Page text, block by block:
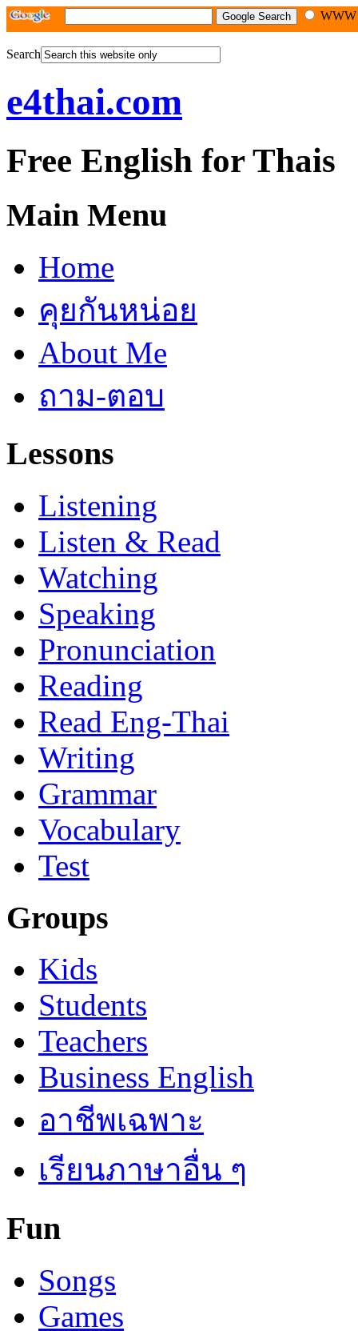
Search
e4thai.com
Free English for Thais
Main Menu
Home
คุยกันหน่อย
About Me
ถาม-ตอบ
Lessons
Listening
Listen & Read
Watching
Speaking
Pronunciation
Reading
Read Eng-Thai
Writing
Grammar
Vocabulary
Test
Groups
Kids
Students
Teachers
Business English
อาชีพเฉพาะ
เรียนภาษาอื่น ๆ
Fun
Songs
Games